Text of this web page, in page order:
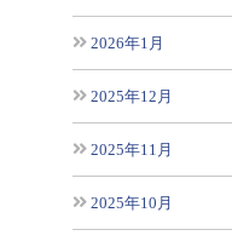
2026年1月
2025年12月
2025年11月
2025年10月